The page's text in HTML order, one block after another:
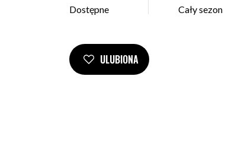
Dostępne
Cały sezon
ULUBIONA